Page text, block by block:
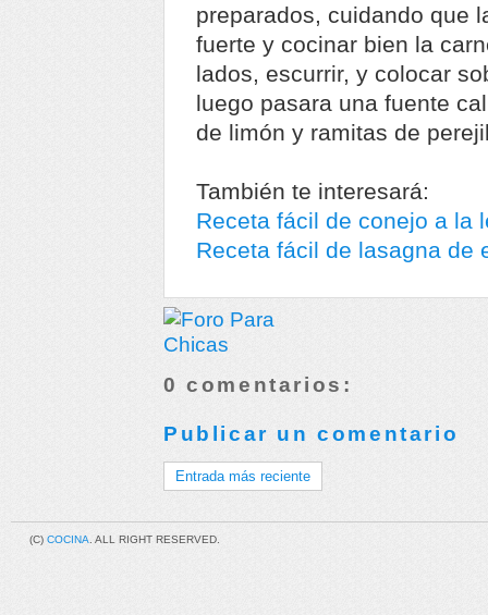
preparados, cuidando que
fuerte y cocinar bien la
lados, escurrir, y colocar
luego pasara una fuente
de limón y ramitas de
También te interesará:
Receta fácil de conejo a la
Receta fácil de lasagna de
0 comentarios:
Publicar un comentario
Entrada más reciente
(C) COCINA . ALL RIGHT RESERVED.